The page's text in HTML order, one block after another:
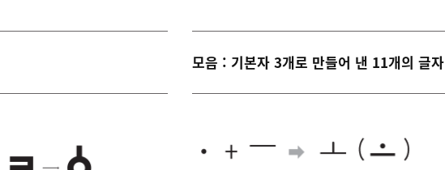
모음 : 기본자 3개로 만들어 낸 11개의 글자